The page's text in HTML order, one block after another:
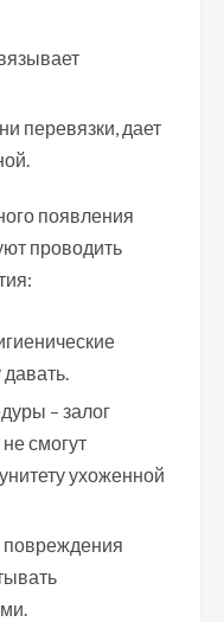
перевязки, дает
появления
проводить
– залог
смогут
ухоженной
повреждения